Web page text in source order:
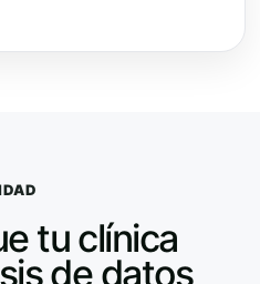
tu clínica
de datos